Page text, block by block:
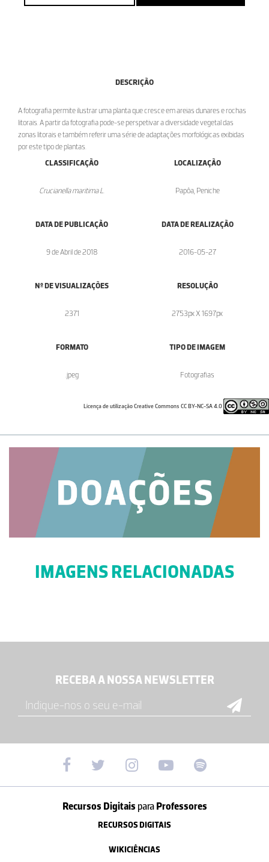
DESCRIÇÃO
A fotografia permite ilustrar uma planta que cresce em areias dunares e rochas
litorais. A partir da fotografia pode-se perspetivar a diversidade vegetal das
zonas litorais e também referir uma série de adaptações morfológicas exibidas
por este tipo de plantas.
CLASSIFICAÇÃO
Crucianella maritima L.
LOCALIZAÇÃO
Papôa, Peniche
DATA DE PUBLICAÇÃO
9 de Abril de 2018
DATA DE REALIZAÇÃO
2016-05-27
Nº DE VISUALIZAÇÕES
2371
RESOLUÇÃO
2753px X 1697px
FORMATO
.jpeg
TIPO DE IMAGEM
Fotografias
Licença de utilização Creative Commons CC BY-NC-SA 4.0
IMAGENS RELACIONADAS
RECEBA A NOSSA NEWSLETTER
Recursos Digitais paraProfessores
RECURSOS DIGITAIS
WIKICIÊNCIAS